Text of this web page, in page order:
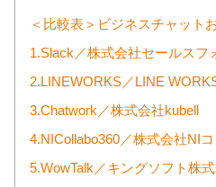
＜比較表＞ビジネスチャット
1.Slack／株式会社セールスフ
2.LINEWORKS／LINE
3.Chatwork／株式会社kubell
4.NICollabo360／株式会社NI
5.WowTalk／キングソフト株